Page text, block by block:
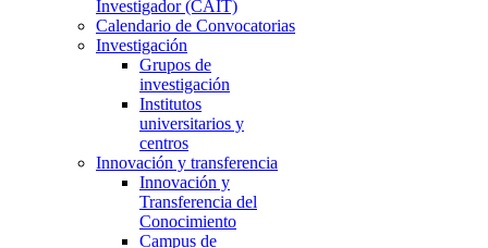
Investigador (CAIT)
Calendario de Convocatorias
Investigación
Grupos de
investigación
Institutos
universitarios y
centros
Innovación y transferencia
Innovación y
Transferencia del
Conocimiento
Campus de